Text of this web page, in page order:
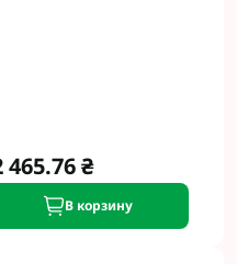
465.76 ₴
В корзину